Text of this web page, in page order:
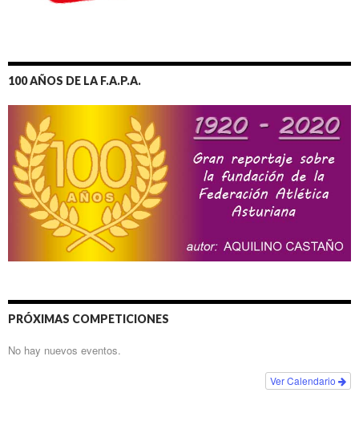
100 AÑOS DE LA F.A.P.A.
PRÓXIMAS COMPETICIONES
No hay nuevos eventos.
Ver Calendario